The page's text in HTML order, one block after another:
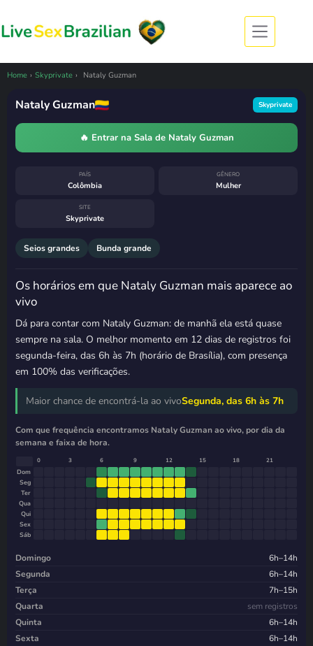
Home › Skyprivate › Nataly Guzman
Nataly Guzman esteve ao vivo
há 15 horas
Nataly Guzman Skyprivate
🔥 Entrar na Sala de Nataly Guzman
PAÍS
Colômbia
GÊNERO
Mulher
SITE
Skyprivate
Seios grandes Bunda grande
Os horários em que Nataly Guzman mais aparece ao
vivo
Dá para contar com Nataly Guzman: de manhã ela está quase
sempre na sala. O melhor momento em 12 dias de registros foi
segunda-feira, das 6h às 7h (horário de Brasília), com presença
em 100% das verificações.
Maior chance de encontrá-la ao vivoSegunda, das 6h às 7h
Com que frequência encontramos Nataly Guzman ao vivo, por dia da
semana e faixa de hora.
0 3 6 9 12 15 18 21
Dom
Seg
Ter
Qua
Qui
Sex
Sáb
Domingo
6h–14h
Segunda
6h–14h
Terça
7h–15h
Quarta
sem registros
Quinta
6h–14h
Sexta
6h–14h